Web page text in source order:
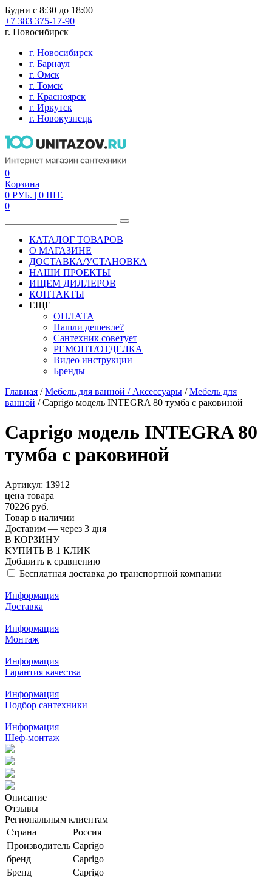
Будни с 8:30 до 18:00
+7 383 375-17-90
г. Новосибирск
г. Новосибирск
г. Барнаул
г. Омск
г. Томск
г. Красноярск
г. Иркутск
г. Новокузнецк
0
Корзина
0 РУБ. | 0 ШТ.
0
КАТАЛОГ ТОВАРОВ
О МАГАЗИНЕ
ДОСТАВКА/УСТАНОВКА
НАШИ ПРОЕКТЫ
ИЩЕМ ДИЛЛЕРОВ
КОНТАКТЫ
ЕЩЕ
ОПЛАТА
Нашли дешевле?
Сантехник советует
РЕМОНТ/ОТДЕЛКА
Видео инструкции
Бренды
Главная /Мебель для ванной / Аксессуары /Мебель для
ванной /Caprigo модель INTEGRA 80 тумба с раковиной
Caprigo модель INTEGRA 80
тумба с раковиной
Артикул: 13912
цена товара
70226 руб.
Товар в наличии
Доставим — через 3 дня
В КОРЗИНУ
КУПИТЬ В 1 КЛИК
Добавить к сравнению
Бесплатная доставка до транспортной компании
Информация
Доставка
Информация
Монтаж
Информация
Гарантия качества
Информация
Подбор сантехники
Информация
Шеф-монтаж
Описание
Отзывы
Региональным клиентам
Страна
Россия
Производитель Caprigo
бренд
Caprigo
Бренд
Caprigo